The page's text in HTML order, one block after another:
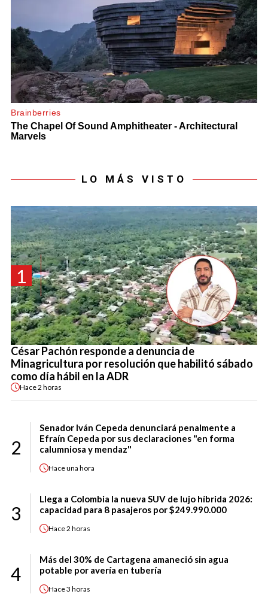
LO MÁS VISTO
1
César Pachón responde a denuncia de
Minagricultura por resolución que habilitó sábado
como día hábil en la ADR
Hace2 horas
2
Senador Iván Cepeda denunciará penalmente a
Efraín Cepeda por sus declaraciones "en forma
calumniosa y mendaz"
Haceuna hora
3
Llega a Colombia la nueva SUV de lujo híbrida 2026:
capacidad para 8 pasajeros por $249.990.000
Hace2 horas
4
Más del 30% de Cartagena amaneció sin agua
potable por avería en tubería
Hace3 horas